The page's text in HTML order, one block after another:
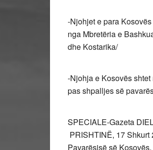
-Njohjet e para
nga Mbretëria e
dhe Kostarika/
-Njohja e Kosovës
pas shpalljes së
SPECIALE-Gazeta
PRISHTINË, 17
Pavarësisë së